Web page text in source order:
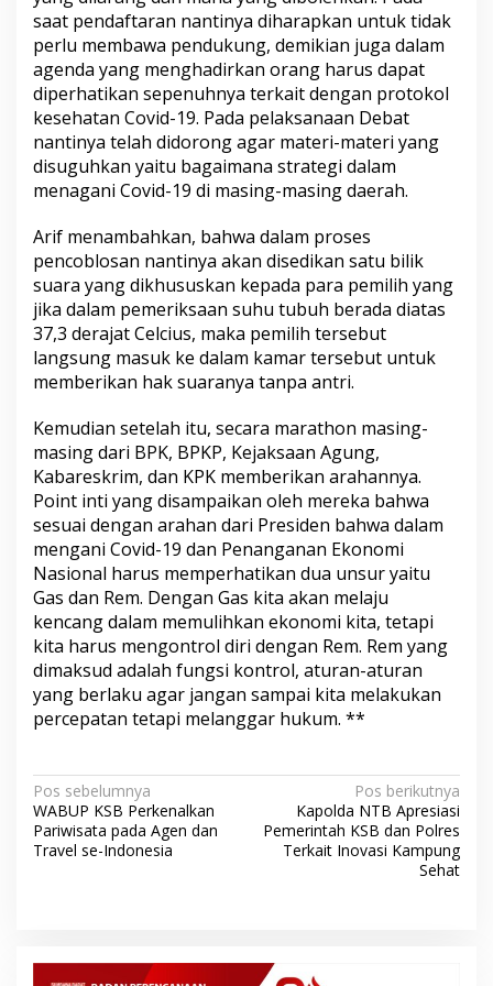
saat pendaftaran nantinya diharapkan untuk tidak
perlu membawa pendukung, demikian juga dalam
agenda yang menghadirkan orang harus dapat
diperhatikan sepenuhnya terkait dengan protokol
kesehatan Covid-19. Pada pelaksanaan Debat
nantinya telah didorong agar materi-materi yang
disuguhkan yaitu bagaimana strategi dalam
menagani Covid-19 di masing-masing daerah.
Arif menambahkan, bahwa dalam proses
pencoblosan nantinya akan disedikan satu bilik
suara yang dikhususkan kepada para pemilih yang
jika dalam pemeriksaan suhu tubuh berada diatas
37,3 derajat Celcius, maka pemilih tersebut
langsung masuk ke dalam kamar tersebut untuk
memberikan hak suaranya tanpa antri.
Kemudian setelah itu, secara marathon masing-
masing dari BPK, BPKP, Kejaksaan Agung,
Kabareskrim, dan KPK memberikan arahannya.
Point inti yang disampaikan oleh mereka bahwa
sesuai dengan arahan dari Presiden bahwa dalam
mengani Covid-19 dan Penanganan Ekonomi
Nasional harus memperhatikan dua unsur yaitu
Gas dan Rem. Dengan Gas kita akan melaju
kencang dalam memulihkan ekonomi kita, tetapi
kita harus mengontrol diri dengan Rem. Rem yang
dimaksud adalah fungsi kontrol, aturan-aturan
yang berlaku agar jangan sampai kita melakukan
percepatan tetapi melanggar hukum. **
N
a
v
Pos sebelumnya
WABUP KSB Perkenalkan
Pariwisata pada Agen dan
Travel se-Indonesia
Pos berikutnya
Kapolda NTB Apresiasi
Pemerintah KSB dan Polres
Terkait Inovasi Kampung
Sehat